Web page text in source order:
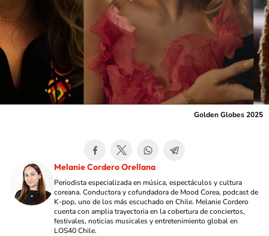
Golden Globes 2025
Melanie Cordero Orellana
Periodista especializada en música, espectáculos y cultura
coreana. Conductora y cofundadora de Mood Corea, podcast de
K-pop, uno de los más escuchado en Chile. Melanie Cordero
cuenta con amplia trayectoria en la cobertura de conciertos,
festivales, noticias musicales y entretenimiento global en
LOS40 Chile.